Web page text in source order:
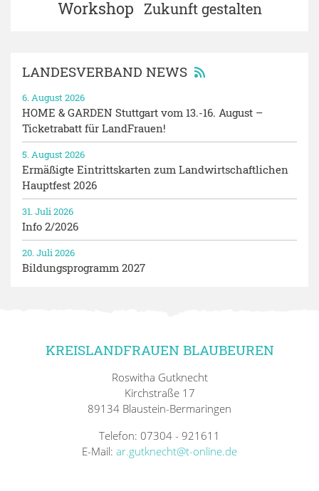
Workshop Zukunft gestalten
LANDESVERBAND NEWS
HOME & GARDEN Stuttgart vom 13.-16. August –
Ticketrabatt für LandFrauen!
6. August 2026
Ermäßigte Eintrittskarten zum Landwirtschaftlichen
Hauptfest 2026
5. August 2026
Info 2/2026
31. Juli 2026
Bildungsprogramm 2027
20. Juli 2026
KREISLANDFRAUEN BLAUBEUREN
Roswitha Gutknecht
Kirchstraße 17
89134 Blaustein-Bermaringen
Telefon: 07304 - 921611
E-Mail: ar.gutknecht@t-online.de